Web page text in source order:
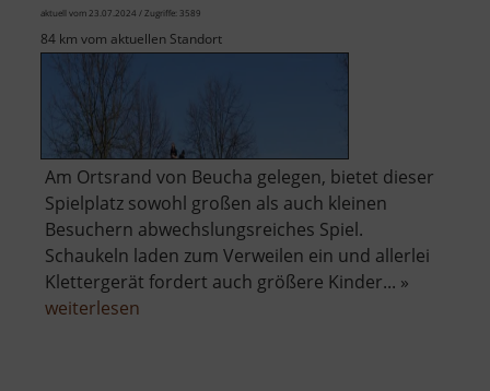
aktuell vom 23.07.2024 / Zugriffe: 3589
84 km vom aktuellen Standort
Am Ortsrand von Beucha gelegen, bietet dieser
Spielplatz sowohl großen als auch kleinen
Besuchern abwechslungsreiches Spiel.
Schaukeln laden zum Verweilen ein und allerlei
Klettergerät fordert auch größere Kinder... »
weiterlesen